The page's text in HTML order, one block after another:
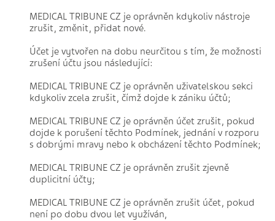
MEDICAL TRIBUNE CZ je oprávněn kdykoliv nástroje
zrušit, změnit, přidat nové.
Účet je vytvořen na dobu neurčitou s tím, že možnosti
zrušení účtu jsou následující:
MEDICAL TRIBUNE CZ je oprávněn uživatelskou sekci
kdykoliv zcela zrušit, čímž dojde k zániku účtů;
MEDICAL TRIBUNE CZ je oprávněn účet zrušit, pokud
dojde k porušení těchto Podmínek, jednání v rozporu
s dobrými mravy nebo k obcházení těchto Podmínek;
MEDICAL TRIBUNE CZ je oprávněn zrušit zjevně
duplicitní účty;
MEDICAL TRIBUNE CZ je oprávněn zrušit účet, pokud
není po dobu dvou let využíván,